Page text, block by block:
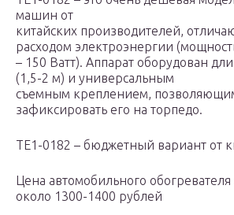
машин от
китайских производителей,
расходом электроэнергии
– 150 Ватт). Аппарат оборудован
(1,5-2 м) и универсальным
съемным креплением,
зафиксировать его на торпедо.
TE1-0182 – бюджетный вариант от
Цена автомобильного обогревателя
около 1300-1400 рублей